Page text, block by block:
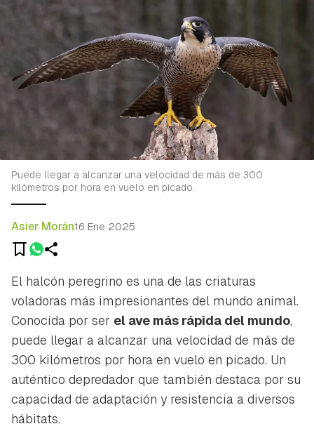
Puede llegar a alcanzar una velocidad de más de 300
kilómetros por hora en vuelo en picado.
Asier Morán16 Ene 2025
El halcón peregrino es una de las criaturas
voladoras más impresionantes del mundo animal.
Conocida por ser el ave más rápida del mundo,
puede llegar a alcanzar una velocidad de más de
300 kilómetros por hora en vuelo en picado. Un
auténtico depredador que también destaca por su
capacidad de adaptación y resistencia a diversos
hábitats.